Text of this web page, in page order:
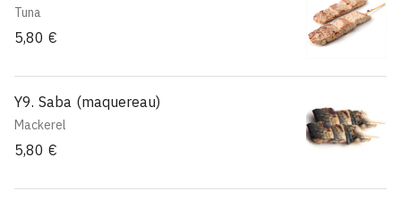
Tuna
5,80 €
Y9. Saba (maquereau)
Mackerel
5,80 €